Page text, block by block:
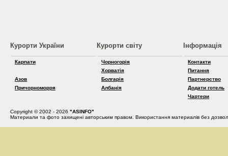
Курорти України
Карпати
Азов
Причорноморря
Курорти світу
Чорногорія
Хорватія
Болгарія
Албанія
Інформація
Контакти
Питання
Партнерство
Додати готель
Чартери
Copyright © 2002 - 2026 "ASINFO"
Материали та фото захищені авторським правом. Використання материалів без